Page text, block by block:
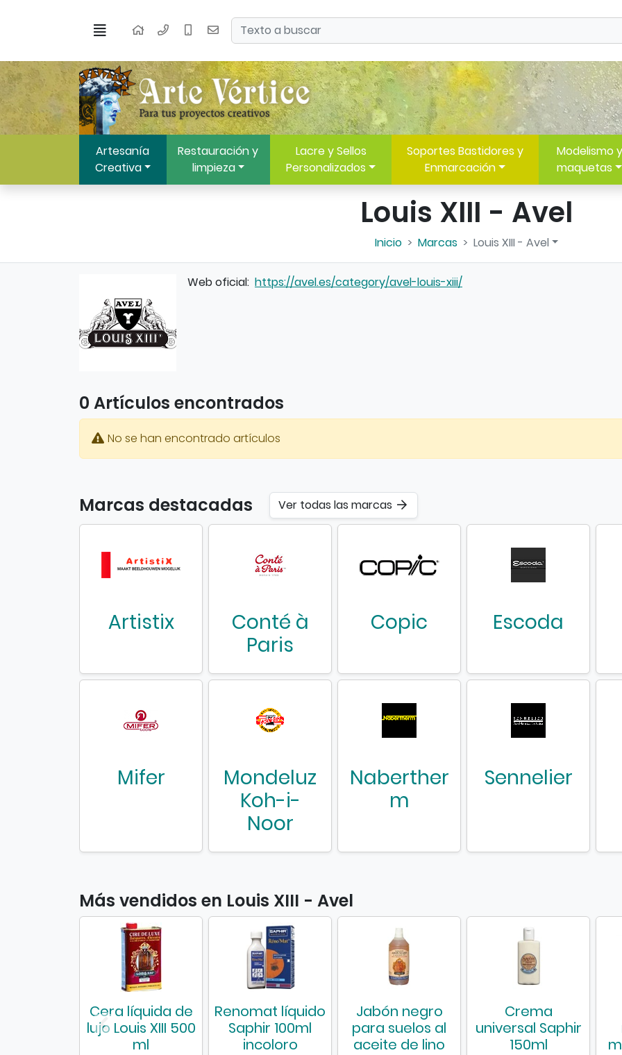
Menú Inicio Buscar
Artesanía
Creativa
Restauración y
limpieza
Lacre y Sellos
Personalizados
Soportes Bastidores y
Enmarcación
Modelismo y
maquetas
Inicio Marcas Louis XIII - Avel
Louis XIII - Avel
Web oficial: https://avel.es/category/avel-louis-xiii/
0 Artículos encontrados
No se han encontrado artículos
Marcas destacadas Ver todas las marcas
Artistix
Conté à
Paris
Copic Escoda
Mifer
Mondeluz
Koh-i-
Noor
Naberther
m
Sennelier
Más vendidos en Louis XIII - Avel
Cera líquida de
lujo Louis XIII 500
ml
Renomat líquido
Saphir 100ml
incoloro
Jabón negro
para suelos al
aceite de lino
Crema
universal Saphir
150ml